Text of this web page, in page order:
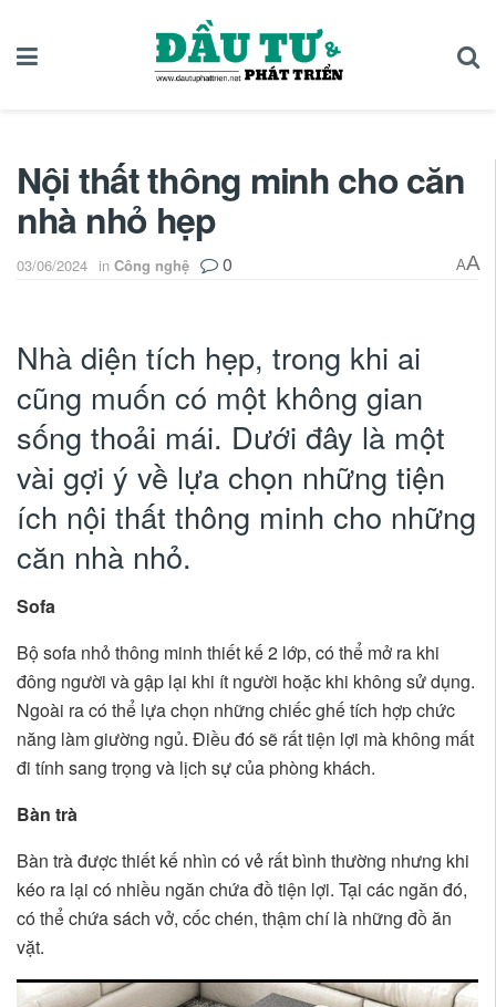
Nội thất thông minh cho căn
nhà nhỏ hẹp
03/06/2024 in Công nghệ 0 AA
Nhà diện tích hẹp, trong khi ai
cũng muốn có một không gian
sống thoải mái. Dưới đây là một
vài gợi ý về lựa chọn những tiện
ích nội thất thông minh cho những
căn nhà nhỏ.
Sofa
Bộ sofa nhỏ thông minh thiết kế 2 lớp, có thể mở ra khi
đông người và gập lại khi ít người hoặc khi không sử dụng.
Ngoài ra có thể lựa chọn những chiếc ghế tích hợp chức
năng làm giường ngủ. Điều đó sẽ rất tiện lợi mà không mất
đi tính sang trọng và lịch sự của phòng khách.
Bàn trà
Bàn trà được thiết kế nhìn có vẻ rất bình thường nhưng khi
kéo ra lại có nhiều ngăn chứa đồ tiện lợi. Tại các ngăn đó,
có thể chứa sách vở, cốc chén, thậm chí là những đồ ăn
vặt.